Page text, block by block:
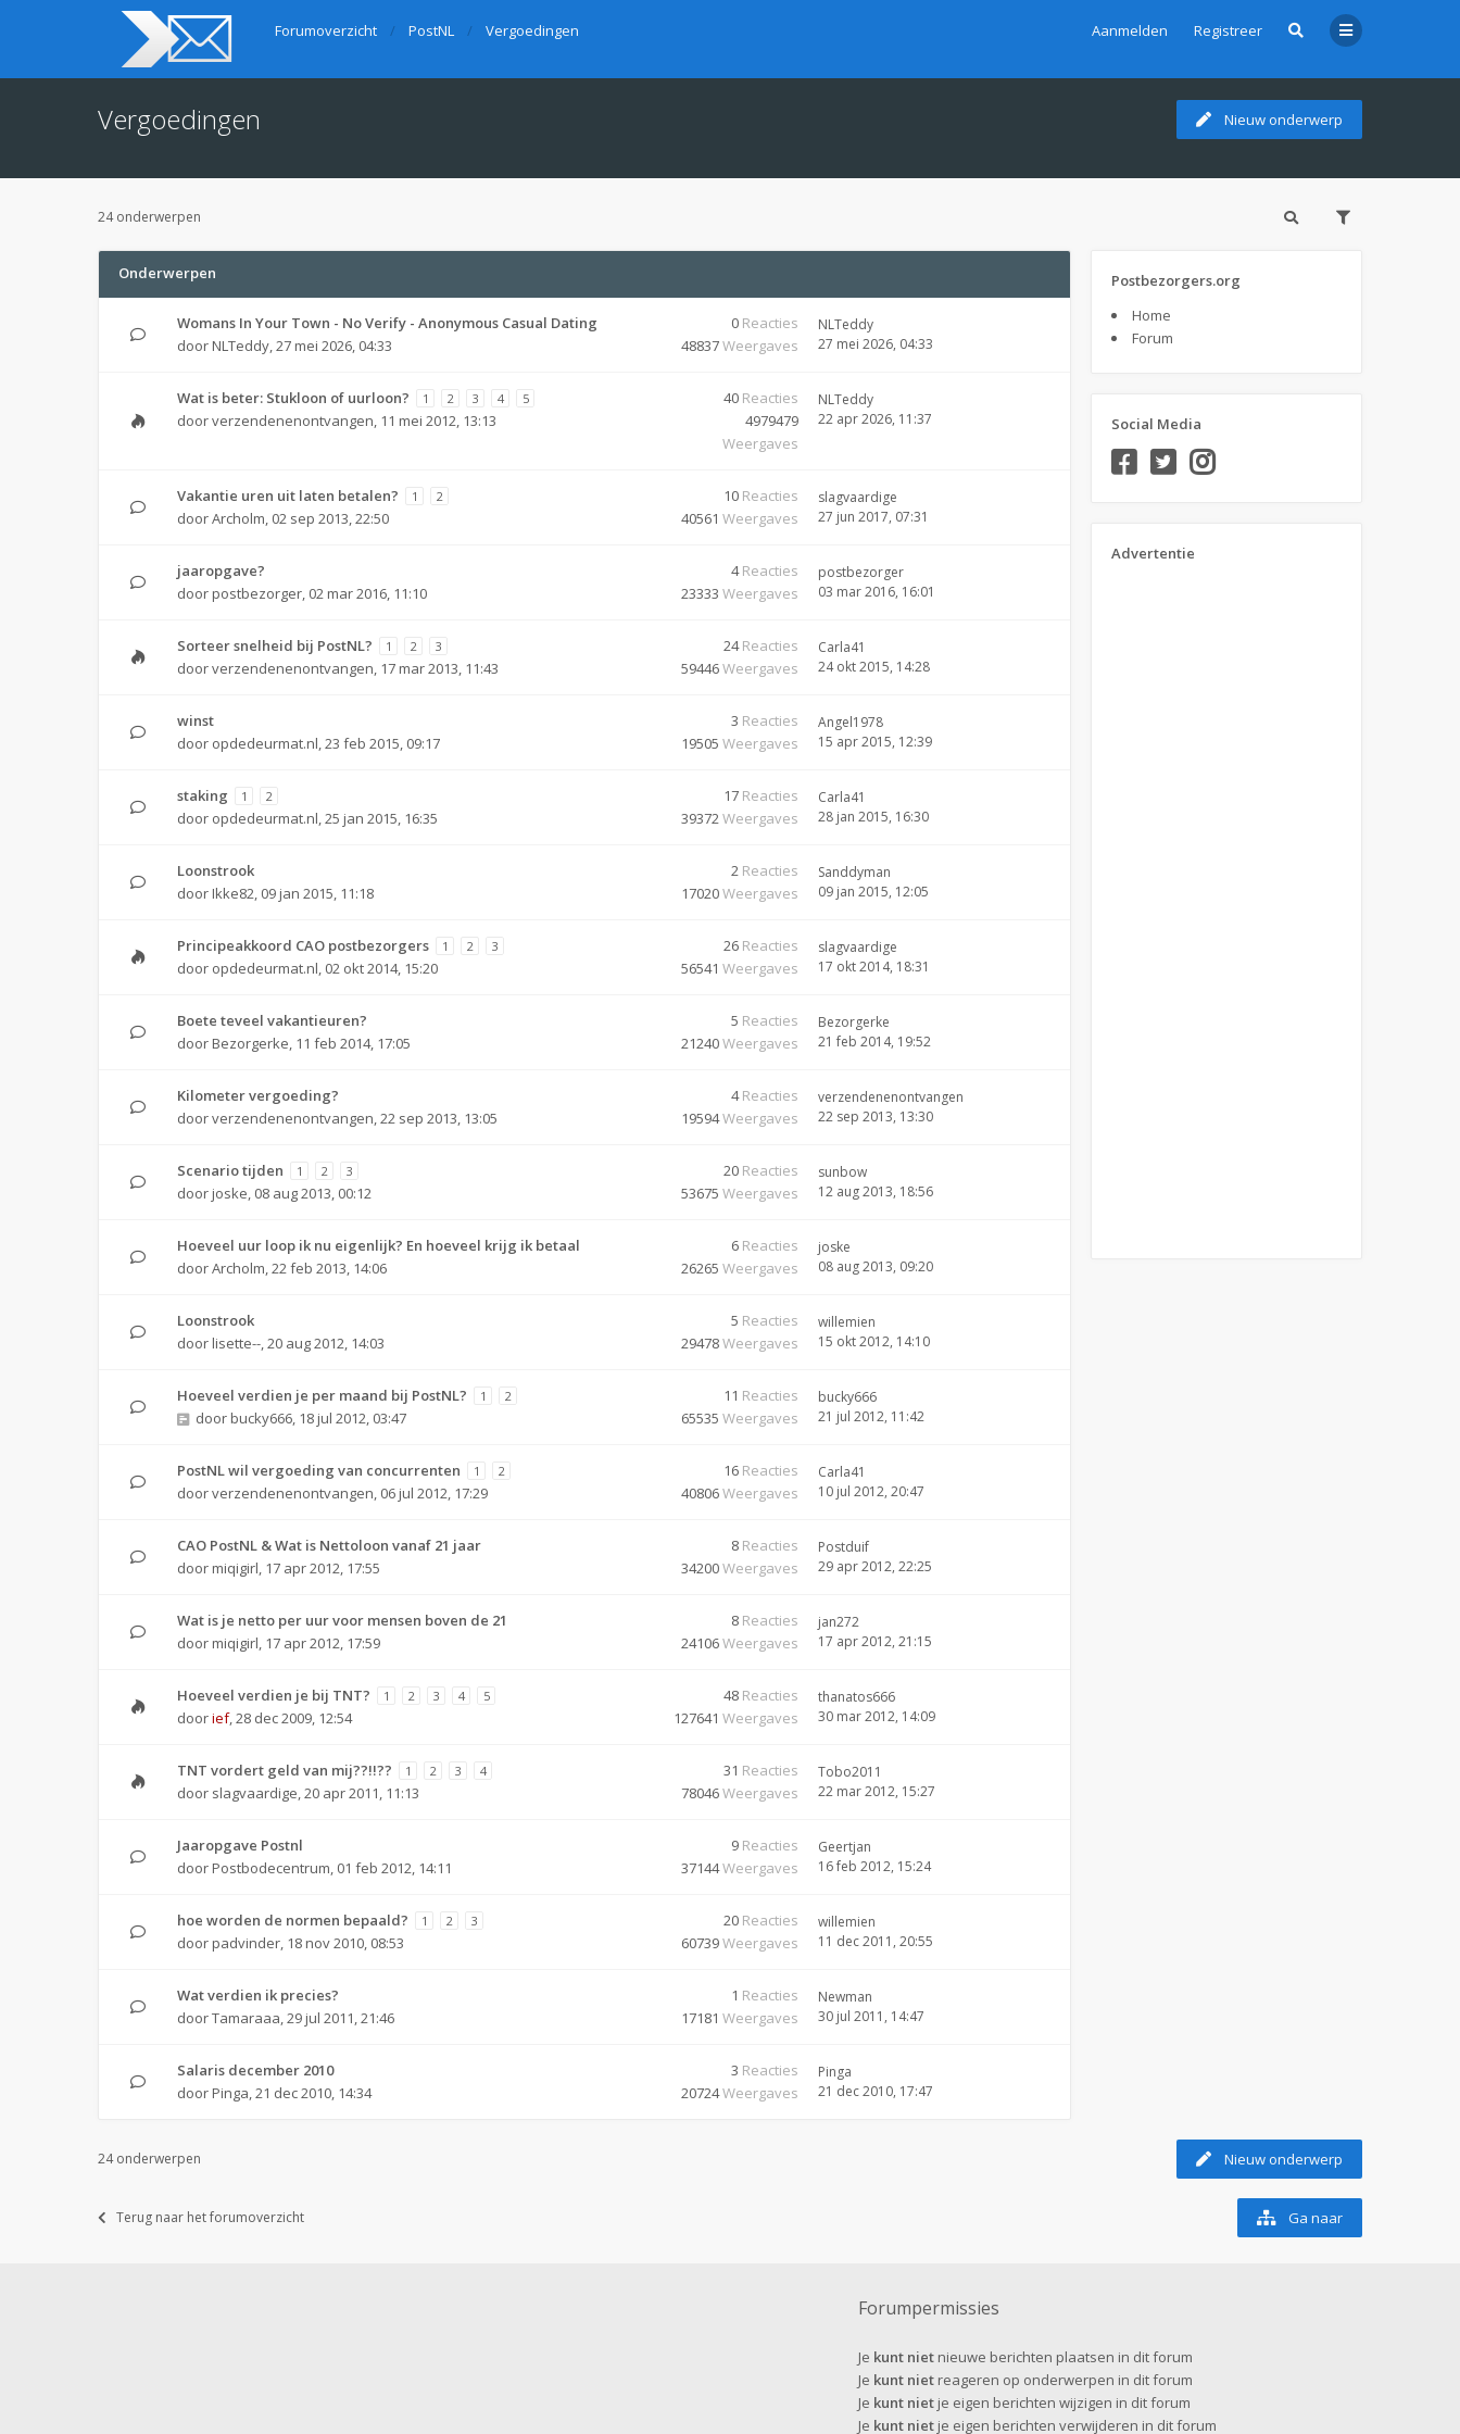
Aanmelden Registreer
Forumoverzicht PostNL Vergoedingen
Vergoedingen Nieuw onderwerp
24 onderwerpen
Onderwerpen
Womans In Your Town - No Verify - Anonymous Casual Dating
door NLTeddy,27 mei 2026, 04:33
0 Reacties
48837Weergaves
NLTeddy
27 mei 2026, 04:33
Wat is beter: Stukloon of uurloon? 1 2 3 4 5
doorverzendenenontvangen, 11 mei 2012, 13:13
40 Reacties
4979479
Weergaves
NLTeddy
22 apr 2026, 11:37
Vakantie uren uit laten betalen? 1 2
doorArcholm, 02 sep 2013, 22:50
10 Reacties
40561 Weergaves
slagvaardige
27 jun 2017, 07:31
jaaropgave?
door postbezorger, 02 mar 2016, 11:10
4Reacties
23333 Weergaves
postbezorger
03 mar 2016, 16:01
Sorteer snelheid bij PostNL? 1 2 3
doorverzendenenontvangen, 17 mar 2013, 11:43
24Reacties
59446Weergaves
Carla41
24 okt 2015, 14:28
winst
door opdedeurmat.nl,23 feb 2015, 09:17
3 Reacties
19505 Weergaves
Angel1978
15 apr 2015, 12:39
staking 1 2
door opdedeurmat.nl,25 jan 2015, 16:35
17 Reacties
39372Weergaves
Carla41
28 jan 2015, 16:30
Loonstrook
door Ikke82, 09 jan 2015, 11:18
2 Reacties
17020Weergaves
Sanddyman
09 jan 2015, 12:05
Principeakkoord CAO postbezorgers 1 2 3
door opdedeurmat.nl, 02 okt 2014, 15:20
26 Reacties
56541 Weergaves
slagvaardige
17 okt 2014, 18:31
Boete teveel vakantieuren?
door Bezorgerke, 11 feb 2014, 17:05
5 Reacties
21240Weergaves
Bezorgerke
21 feb 2014, 19:52
Kilometer vergoeding?
doorverzendenenontvangen,22 sep 2013, 13:05
4Reacties
19594Weergaves
verzendenenontvangen
22 sep 2013, 13:30
Scenario tijden 1 2 3
door joske, 08 aug 2013, 00:12
20 Reacties
53675 Weergaves
sunbow
12 aug 2013, 18:56
Hoeveel uur loop ik nu eigenlijk? En hoeveel krijg ik betaal
doorArcholm,22 feb 2013, 14:06
6 Reacties
26265 Weergaves
joske
08 aug 2013, 09:20
Loonstrook
door lisette--,20 aug 2012, 14:03
5 Reacties
29478Weergaves
willemien
15 okt 2012, 14:10
Hoeveel verdien je per maand bij PostNL? 1 2
door bucky666, 18 jul 2012, 03:47
11 Reacties
65535 Weergaves
bucky666
21 jul 2012, 11:42
PostNL wil vergoeding van concurrenten 1 2
doorverzendenenontvangen, 06 jul 2012, 17:29
16 Reacties
40806Weergaves
Carla41
10 jul 2012, 20:47
CAO PostNL & Wat is Nettoloon vanaf 21 jaar
door miqigirl, 17 apr 2012, 17:55
8 Reacties
34200Weergaves
Postduif
29 apr 2012, 22:25
Wat is je netto per uur voor mensen boven de 21
door miqigirl, 17 apr 2012, 17:59
8 Reacties
24106Weergaves
jan272
17 apr 2012, 21:15
Hoeveel verdien je bij TNT? 1 2 3 4 5
doorief,28 dec 2009, 12:54
48 Reacties
127641 Weergaves
thanatos666
30 mar 2012, 14:09
TNT vordert geld van mij??!!?? 1 2 3 4
door slagvaardige,20 apr 2011, 11:13
31 Reacties
78046Weergaves
Tobo2011
22 mar 2012, 15:27
Jaaropgave Postnl
door Postbodecentrum, 01 feb 2012, 14:11
9 Reacties
37144Weergaves
Geertjan
16 feb 2012, 15:24
hoe worden de normen bepaald? 1 2 3
door padvinder, 18 nov 2010, 08:53
20 Reacties
60739Weergaves
willemien
11 dec 2011, 20:55
Wat verdien ik precies?
doorTamaraaa,29 jul 2011, 21:46
1 Reacties
17181 Weergaves
Newman
30 jul 2011, 14:47
Salaris december 2010
door Pinga,21 dec 2010, 14:34
3 Reacties
20724Weergaves
Pinga
21 dec 2010, 17:47
Postbezorgers.org
Home
Forum
Social Media
Advertentie
Nieuw onderwerp
24 onderwerpen
Terug naar het forumoverzicht Ga naar
Forumpermissies
Je kunt niet nieuwe berichten plaatsen in dit forum
Je kunt niet reageren op onderwerpen in dit forum
Je kunt niet je eigen berichten wijzigen in dit forum
Je kunt niet je eigen berichten verwijderen in dit forum